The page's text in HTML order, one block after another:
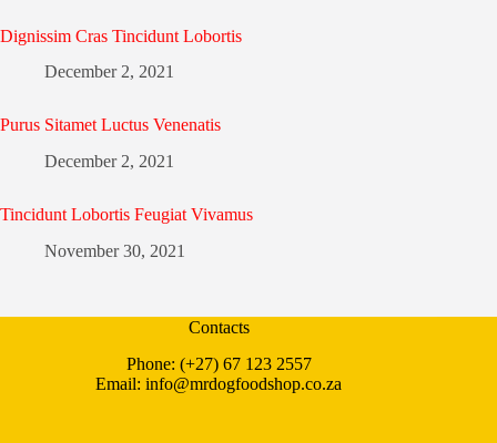
Dignissim Cras Tincidunt Lobortis
December 2, 2021
Purus Sitamet Luctus Venenatis
December 2, 2021
Tincidunt Lobortis Feugiat Vivamus
November 30, 2021
Contacts
Phone: (+27) 67 123 2557
Email: info@mrdogfoodshop.co.za